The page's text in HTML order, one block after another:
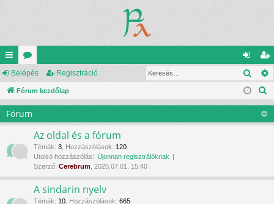
yo
rs
lin
ke
k
ór
u
ok
el
ép
eg
is
ztr
ác
Belépés Regisztráció
Fórum kezdőlap
Fórum
Az oldal és a fórum
Témák: 3 Hozzászólások: 120
Utolsó hozzászólás: Újonnan regisztrálóknak
Szerző: Cerebrum , 2025.07.01. 15:40
A sindarin nyelv
Témák: 10 Hozzászólások: 665